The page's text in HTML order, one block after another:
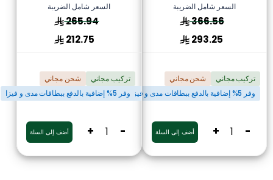
السعر شامل الضريبة
366.56
293.25
تركيب مجاني
شحن مجاني
وفر 5% إضافية بالدفع ببطاقات مدى و فيزا
-
+ أضف إلى السلة
السعر شامل الضريبة
265.94
212.75
تركيب مجاني
شحن مجاني
وفر 5% إضافية بالدفع ببطاقات مدى و فيزا
-
+ أضف إلى السلة